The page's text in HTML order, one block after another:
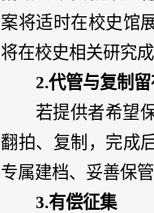
案将适时在校史馆
将在校史相关研究
2.代管与复制
若提供者希望
翻拍、复制，完成
专属建档、妥善保
3.有偿征集